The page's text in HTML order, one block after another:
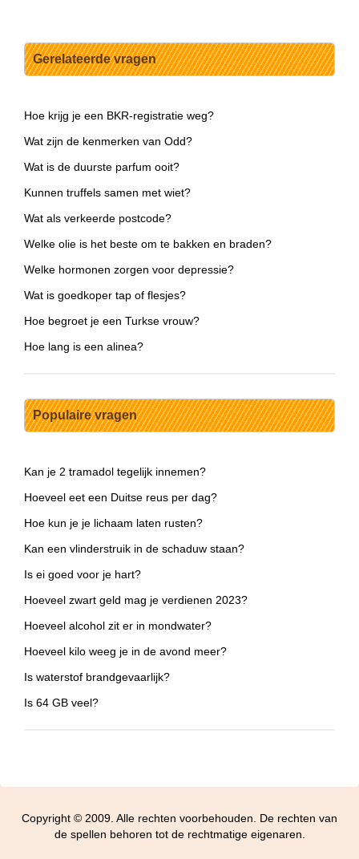
Gerelateerde vragen
Hoe krijg je een BKR-registratie weg?
Wat zijn de kenmerken van Odd?
Wat is de duurste parfum ooit?
Kunnen truffels samen met wiet?
Wat als verkeerde postcode?
Welke olie is het beste om te bakken en braden?
Welke hormonen zorgen voor depressie?
Wat is goedkoper tap of flesjes?
Hoe begroet je een Turkse vrouw?
Hoe lang is een alinea?
Populaire vragen
Kan je 2 tramadol tegelijk innemen?
Hoeveel eet een Duitse reus per dag?
Hoe kun je je lichaam laten rusten?
Kan een vlinderstruik in de schaduw staan?
Is ei goed voor je hart?
Hoeveel zwart geld mag je verdienen 2023?
Hoeveel alcohol zit er in mondwater?
Hoeveel kilo weeg je in de avond meer?
Is waterstof brandgevaarlijk?
Is 64 GB veel?
Copyright © 2009. Alle rechten voorbehouden. De rechten van
de spellen behoren tot de rechtmatige eigenaren.